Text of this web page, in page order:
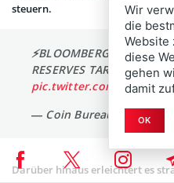
steuern.
⚡️BLOOMBERG:
RESERVES TARGETING 75
pic.twitter.com/
— Coin Bureau
Darüber hinaus erleichtert es
Wir
die
Website
diese
gehen
damit
OK